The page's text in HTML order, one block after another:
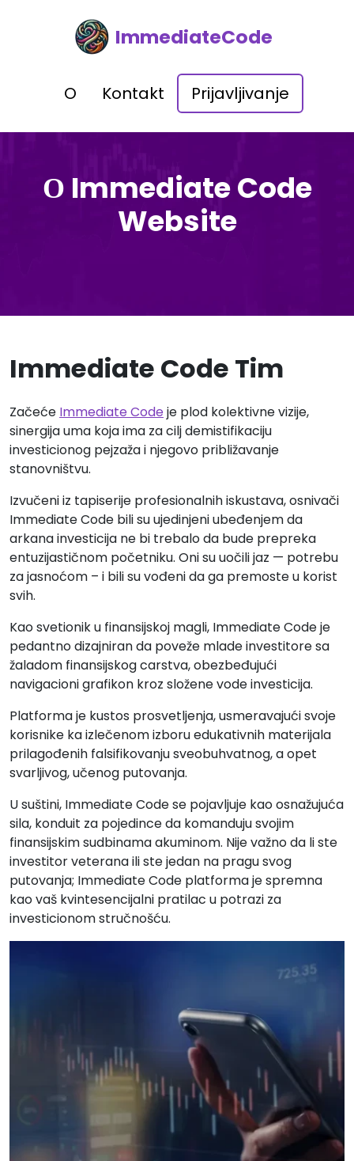
ImmediateCode
O Kontakt Prijavljivanje
О Immediate Code
Website
Immediate Code Tim
Začeće Immediate Codeje plod kolektivne vizije,
sinergija uma koja ima za cilj demistifikaciju
investicionog pejzaža i njegovo približavanje
stanovništvu.
Izvučeni iz tapiserije profesionalnih iskustava, osnivači
Immediate Code bili su ujedinjeni ubeđenjem da
arkana investicija ne bi trebalo da bude prepreka
entuzijastičnom početniku. Oni su uočili jaz — potrebu
za jasnoćom – i bili su vođeni da ga premoste u korist
svih.
Kao svetionik u finansijskoj magli, Immediate Code je
pedantno dizajniran da poveže mlade investitore sa
žaladom finansijskog carstva, obezbeđujući
navigacioni grafikon kroz složene vode investicija.
Platforma je kustos prosvetljenja, usmeravajući svoje
korisnike ka izlečenom izboru edukativnih materijala
prilagođenih falsifikovanju sveobuhvatnog, a opet
svarljivog, učenog putovanja.
U suštini, Immediate Code se pojavljuje kao osnažujuća
sila, konduit za pojedince da komanduju svojim
finansijskim sudbinama akuminom. Nije važno da li ste
investitor veterana ili ste jedan na pragu svog
putovanja; Immediate Code platforma je spremna
kao vaš kvintesencijalni pratilac u potrazi za
investicionom stručnošću.